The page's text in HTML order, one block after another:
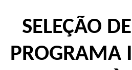
SELEÇÃO
PROGRAMA